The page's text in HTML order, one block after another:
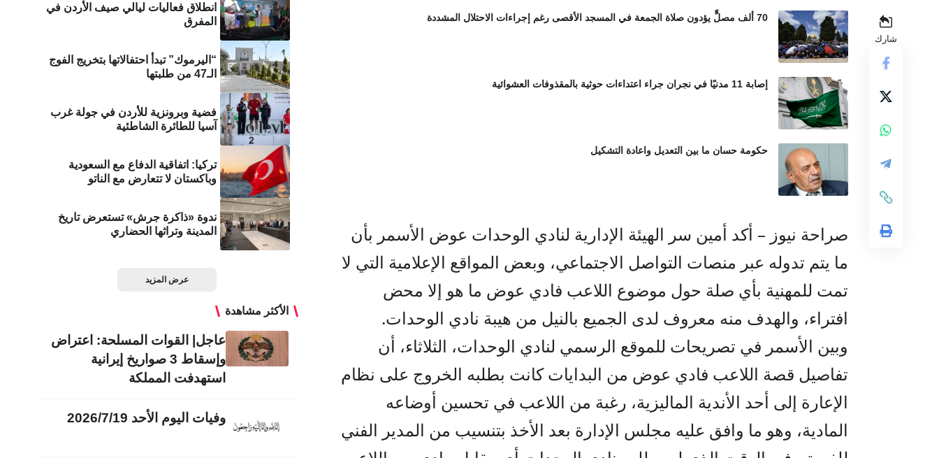
شارك
70 ألف مصلٍّ يؤدون صلاة الجمعة في المسجد الأقصى رغم إجراءات الاحتلال المشددة
إصابة 11 مدنيًا في نجران جراء اعتداءات حوثية بالمقذوفات العشوائية
حكومة حسان ما بين التعديل واعادة التشكيل
صراحة نيوز – أكد أمين سر الهيئة الإدارية لنادي الوحدات عوض الأسمر بأن
ما يتم تدوله عبر منصات التواصل الاجتماعي، وبعض المواقع الإعلامية التي لا
تمت للمهنية بأي صلة حول موضوع اللاعب فادي عوض ما هو إلا محض
افتراء، والهدف منه معروف لدى الجميع بالنيل من هيبة نادي الوحدات.
وبين الأسمر في تصريحات للموقع الرسمي لنادي الوحدات، الثلاثاء، أن
تفاصيل قصة اللاعب فادي عوض من البدايات كانت بطلبه الخروج على نظام
الإعارة إلى أحد الأندية الماليزية، رغبة من اللاعب في تحسين أوضاعه
المادية، وهو ما وافق عليه مجلس الإدارة بعد الأخذ بتنسيب من المدير الفني
انطلاق فعاليات ليالي صيف الأردن في
المفرق
“اليرموك” تبدأ احتفالاتها بتخريج الفوج
الـ47 من طلبتها
فضية وبرونزية للأردن في جولة غرب
آسيا للطائرة الشاطئية
تركيا: اتفاقية الدفاع مع السعودية
وباكستان لا تتعارض مع الناتو
ندوة «ذاكرة جرش» تستعرض تاريخ
المدينة وتراثها الحضاري
عرض المزيد
الأكثر مشاهدة
عاجل| القوات المسلحة: اعتراض
وإسقاط 3 صواريخ إيرانية
استهدفت المملكة
وفيات اليوم الأحد 2026/7/19